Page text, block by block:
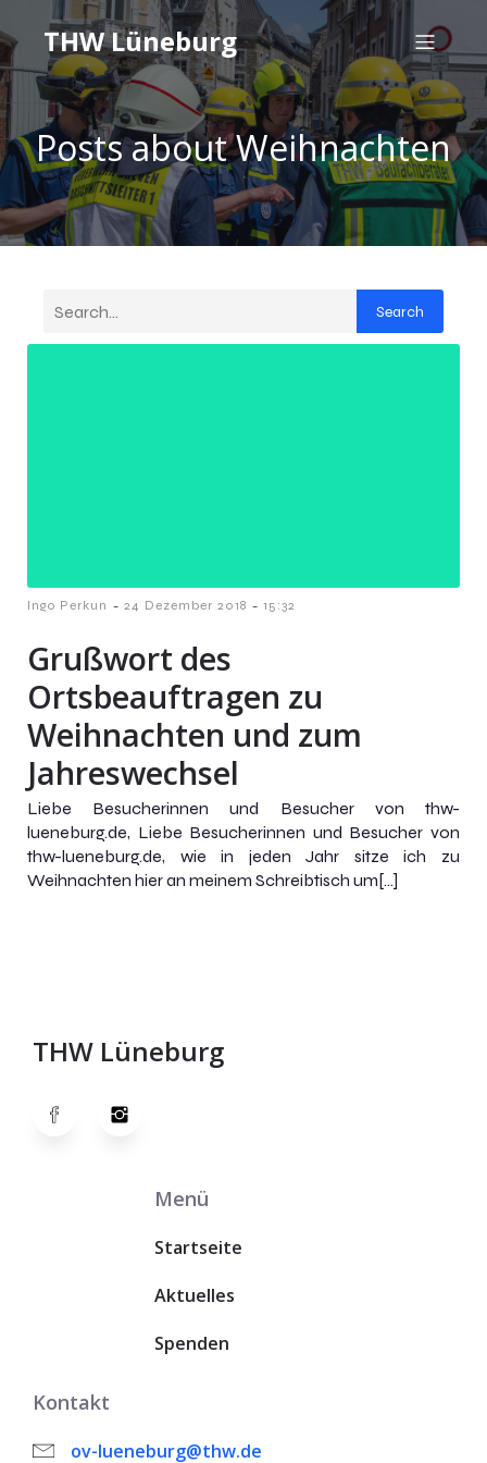
THW Lüneburg
Posts about Weihnachten
Search
Ingo Perkun - 24 Dezember 2018 - 15:32
Grußwort des
Ortsbeauftragen zu
Weihnachten und zum
Jahreswechsel
Liebe Besucherinnen und Besucher von thw-
lueneburg.de, Liebe Besucherinnen und Besucher von
thw-lueneburg.de, wie in jeden Jahr sitze ich zu
Weihnachten hier an meinem Schreibtisch um[…]
THW Lüneburg
Menü
Startseite
Aktuelles
Spenden
Kontakt
ov-lueneburg@thw.de